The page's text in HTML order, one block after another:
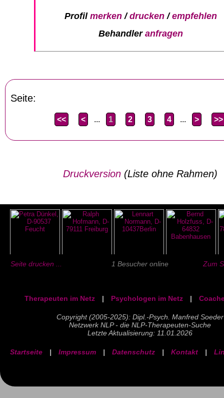
Profil merken/drucken/empfehlen
Behandler anfragen
Seite:
<< < ... 1 2 3 4 ... > >>
Druckversion(Liste ohne Rahmen)
Seite drucken ... 1 Besucher online Zum
Therapeuten im Netz | Psychologen im Netz |
Copyright (2005-2025): Dipl.-Psych. Manfred Soeder
Netzwerk NLP - die NLP-Therapeuten-Suche
Letzte Aktualisierung: 11.01.2026
Startseite | Impressum | Datenschutz | Kontakt |